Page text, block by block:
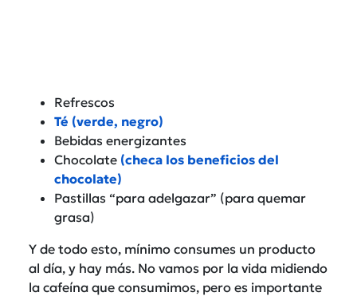
Refrescos
Té (verde, negro)
Bebidas energizantes
Chocolate (checa los beneficios del
chocolate)
Pastillas “para adelgazar” (para quemar
grasa)
Y de todo esto, mínimo consumes un producto
al día, y hay más. No vamos por la vida midiendo
la cafeína que consumimos, pero es importante